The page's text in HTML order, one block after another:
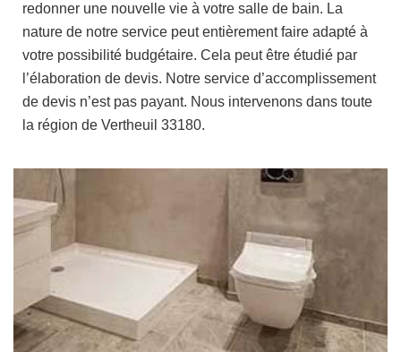
redonner une nouvelle vie à votre salle de bain. La
nature de notre service peut entièrement faire adapté à
votre possibilité budgétaire. Cela peut être étudié par
l’élaboration de devis. Notre service d’accomplissement
de devis n’est pas payant. Nous intervenons dans toute
la région de Vertheuil 33180.